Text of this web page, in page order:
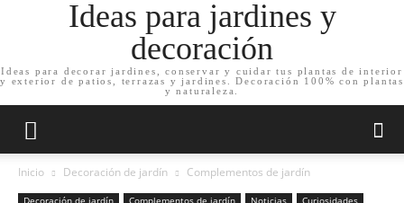
Ideas para jardines y
decoración
Ideas para decorar jardines, conservar y cuidar tus plantas de interior
y exterior de patios, terrazas y jardines. Decoración 100% con plantas
y naturaleza.
Inicio Decoración de jardín Complementos de jardín
Decoración de jardín Complementos de jardín Noticias
Curiosidades